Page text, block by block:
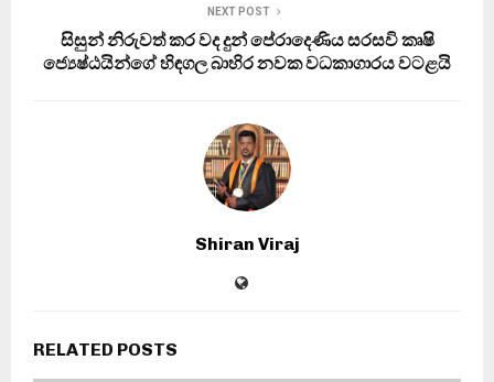
NEXT POST
සිසුන් නිරුවත් කර වද දුන් පේරාදෙණිය සරසවි කෘෂි
ජ්‍යෙෂ්ඨයින්ගේ හිඳගල බාහිර නවක වධකාගාරය වටළයි
Shiran Viraj
RELATED POSTS